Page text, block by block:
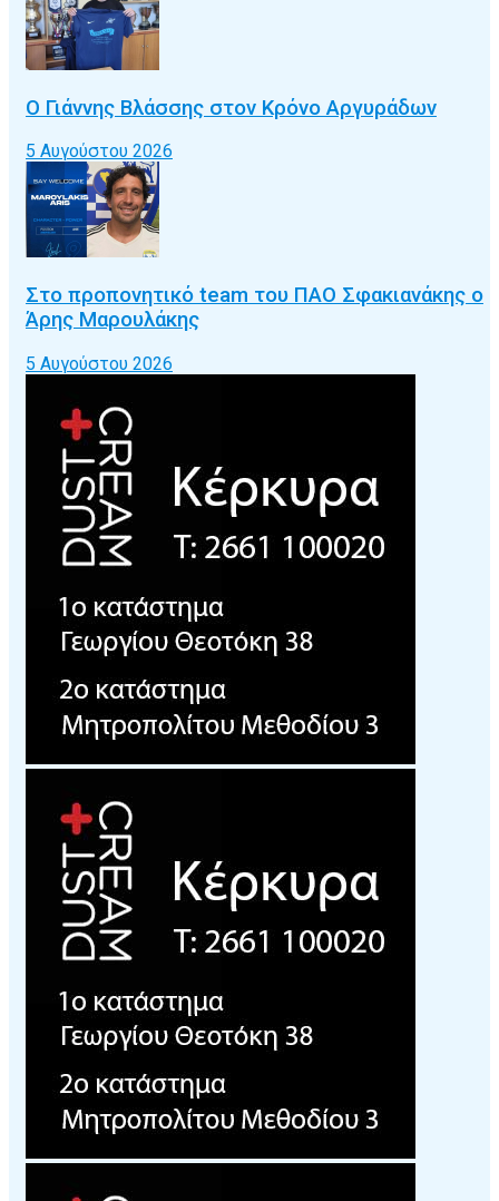
Ο Γιάννης Βλάσσης στον Κρόνο Αργυράδων
5 Αυγούστου 2026
Στο προπονητικό team του ΠΑΟ Σφακιανάκης ο
Άρης Μαρουλάκης
5 Αυγούστου 2026